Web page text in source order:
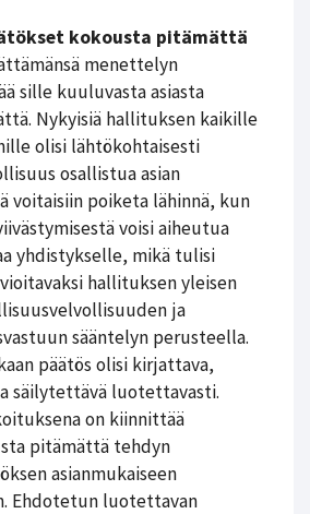
kokousta pitämättä
menettelyn
sille kuuluvasta asiasta
Nykyisiä hallituksen kaikille
olisi lähtökohtaisesti
osallistua asian
voitaisiin poiketa lähinnä, kun
voisi aiheutua
yhdistykselle, mikä tulisi
hallituksen yleisen
ja
sääntelyn perusteella.
päätös olisi kirjattava,
säilytettävä luotettavasti.
on kiinnittää
pitämättä tehdyn
asianmukaiseen
Ehdotetun luotettavan